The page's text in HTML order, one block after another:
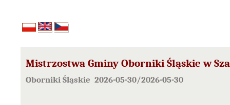
Mistrzostwa Gminy Oborniki Śląskie w
Oborniki Śląskie 2026-05-30/2026-05-30